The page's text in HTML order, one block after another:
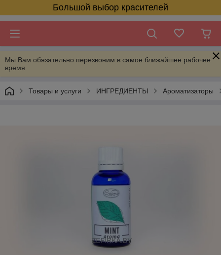
Большой выбор красителей
Мы Вам обязательно перезвоним в самое ближайшее рабочее
время
Товары и услуги ИНГРЕДИЕНТЫ Ароматизаторы